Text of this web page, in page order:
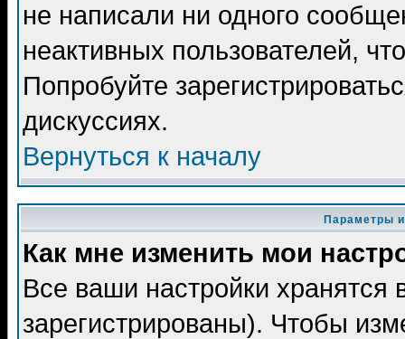
не написали ни одного
неактивных пользователей,
Попробуйте
дискуссиях.
Вернуться к началу
Параметры
Как мне изменить мои
Все ваши настройки
зарегистрированы). Чтобы